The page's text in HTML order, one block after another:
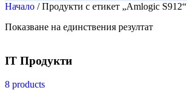
Начало / Продукти с етикет „Amlogic S912“
Показване на единствения резултат
IT Продукти
8 products